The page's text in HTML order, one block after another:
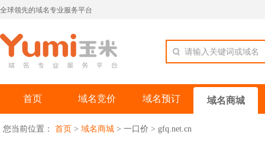
全球领先的域名专业服务平台
请输入关键词或域名
首页 域名竞价 域名预订 域名商城
您当前位置： 首页 > 域名商城 > 一口价 > gfq.net.cn